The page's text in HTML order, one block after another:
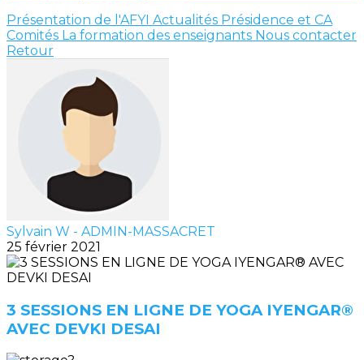
Présentation de l'AFYI Actualités Présidence et CA
Comités La formation des enseignants Nous contacter
Retour
Sylvain W - ADMIN-MASSACRET
25 février 2021
3 SESSIONS EN LIGNE DE YOGA IYENGAR®
AVEC DEVKI DESAI